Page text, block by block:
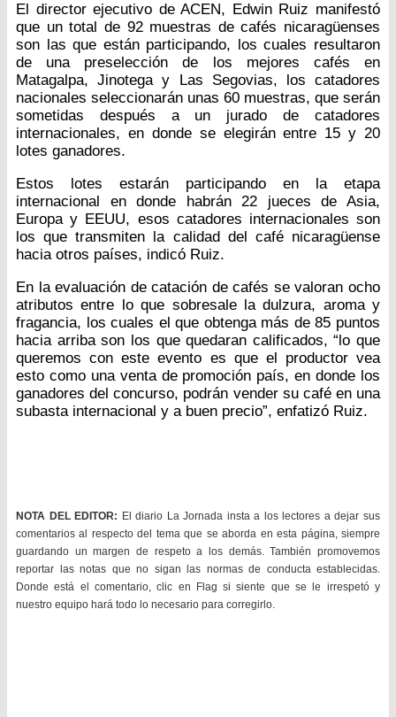
El director ejecutivo de ACEN, Edwin Ruiz manifestó
que un total de 92 muestras de cafés nicaragüenses
son las que están participando, los cuales resultaron
de una preselección de los mejores cafés en
Matagalpa, Jinotega y Las Segovias, los catadores
nacionales seleccionarán unas 60 muestras, que serán
sometidas después a un jurado de catadores
internacionales, en donde se elegirán entre 15 y 20
lotes ganadores.
Estos lotes estarán participando en la etapa
internacional en donde habrán 22 jueces de Asia,
Europa y EEUU, esos catadores internacionales son
los que transmiten la calidad del café nicaragüense
hacia otros países, indicó Ruiz.
En la evaluación de catación de cafés se valoran ocho
atributos entre lo que sobresale la dulzura, aroma y
fragancia, los cuales el que obtenga más de 85 puntos
hacia arriba son los que quedaran calificados, “lo que
queremos con este evento es que el productor vea
esto como una venta de promoción país, en donde los
ganadores del concurso, podrán vender su café en una
subasta internacional y a buen precio”, enfatizó Ruiz.
NOTA DEL EDITOR: El diario La Jornada insta a los lectores a dejar sus
comentarios al respecto del tema que se aborda en esta página, siempre
guardando un margen de respeto a los demás. También promovemos
reportar las notas que no sigan las normas de conducta establecidas.
Donde está el comentario, clic en Flag si siente que se le irrespetó y
nuestro equipo hará todo lo necesario para corregirlo.